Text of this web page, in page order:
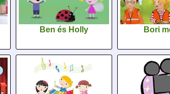
Ben és Holly Bori